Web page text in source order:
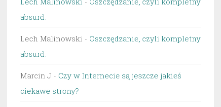
absurd.
Lech Malinowski - Oszczędzanie, czyli kompletny
absurd.
Marcin J - Czy w Internecie są jeszcze jakieś
ciekawe strony?